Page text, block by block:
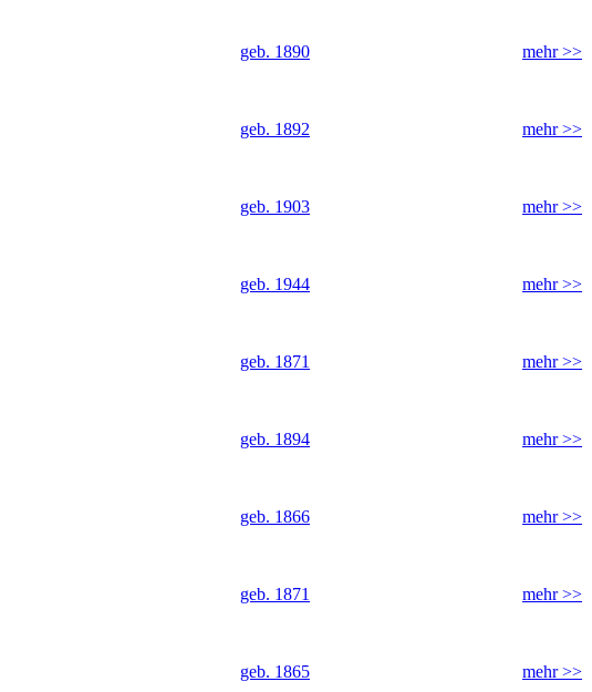
geb. 1890 mehr >>
geb. 1892 mehr >>
geb. 1903 mehr >>
geb. 1944 mehr >>
geb. 1871 mehr >>
geb. 1894 mehr >>
geb. 1866 mehr >>
geb. 1871 mehr >>
geb. 1865 mehr >>